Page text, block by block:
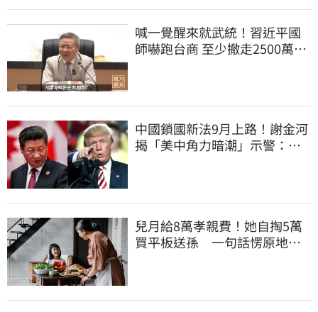
喊一覺醒來就武統！習近平國
師嚇跑台商 至少撤走2500萬份
中國鎖國新法9月上路！謝金河
揭「美中角力暗潮」示警：台
兒月給8萬孝親費！她自掏5萬
買平板送孫 一句話愣原地